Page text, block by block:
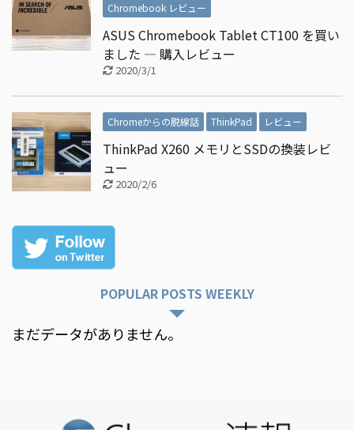
Chromebook レビュー
ASUS Chromebook Tablet CT100 を買い
ました ― 購入レビュー
2020/3/1
Chromeからの脱線話 ThinkPad レビュー
ThinkPad X260 メモリとSSDの換装レビ
ュー
2020/2/6
POPULAR POSTS WEEKLY
まだデータがありません。